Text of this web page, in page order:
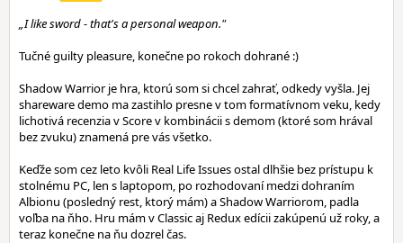
„I like sword - that's a personal weapon."
Tučné guilty pleasure, konečne po rokoch dohrané :)
Shadow Warrior je hra, ktorú som si chcel zahrať, odkedy vyšla. Jej
shareware demo ma zastihlo presne v tom formatívnom veku, kedy
lichotivá recenzia v Score v kombinácii s demom (ktoré som hrával
bez zvuku) znamená pre vás všetko.
Keďže som cez leto kvôli Real Life Issues ostal dlhšie bez prístupu k
stolnému PC, len s laptopom, po rozhodovaní medzi dohraním
Albionu (posledný rest, ktorý mám) a Shadow Warriorom, padla
voľba na ňho. Hru mám v Classic aj Redux edícii zakúpenú už roky, a
teraz konečne na ňu dozrel čas.